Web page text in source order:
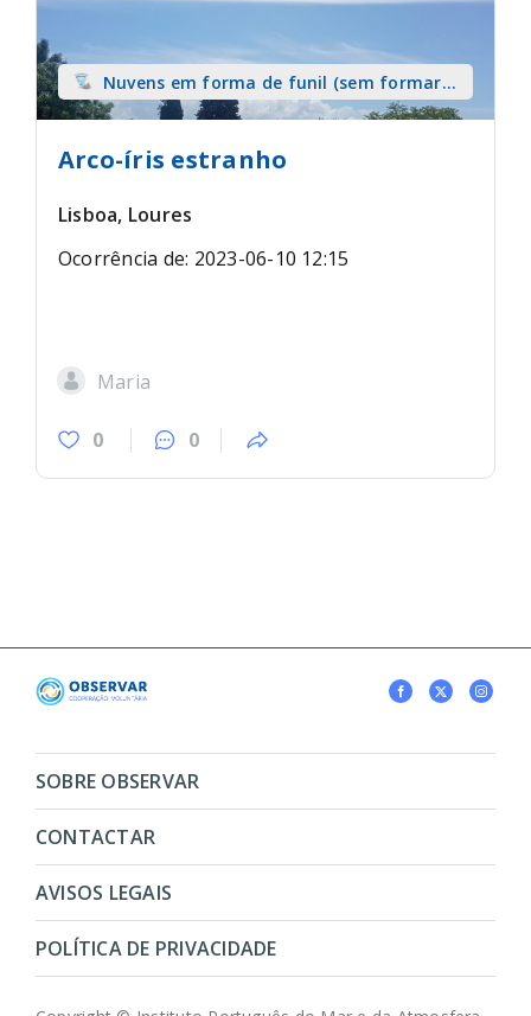
Nuvens em forma de funil (sem formar
tromba) sobre terra
Arco-íris estranho
Lisboa, Loures
Ocorrência de: 2023-06-10 12:15
Maria
0 0
SOBRE OBSERVAR
CONTACTAR
AVISOS LEGAIS
POLÍTICA DE PRIVACIDADE